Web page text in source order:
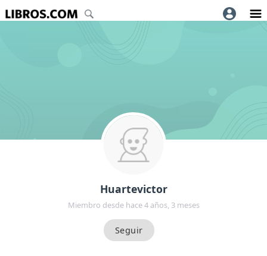
Huartevictor
Miembro desde hace 4 años, 3 meses